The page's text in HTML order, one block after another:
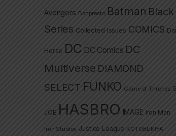
Avengers Banpresto Batman Black
Series Collected Issues COMICS
Horse DC DC Comics DC
Multiverse DIAMOND
SELECT FUNKO Game of Thrones
JOE HASBRO IMAGE Iron Man
Iron Studios Justice League KOTOBUKIYA